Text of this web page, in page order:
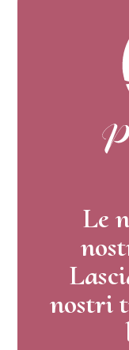
Le
nostri